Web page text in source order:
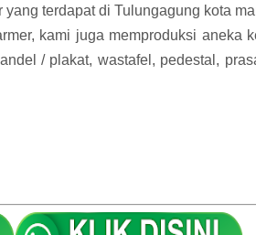
terdapat di Tulungagung kota
kami juga memproduksi aneka
/ plakat, wastafel, pedestal,